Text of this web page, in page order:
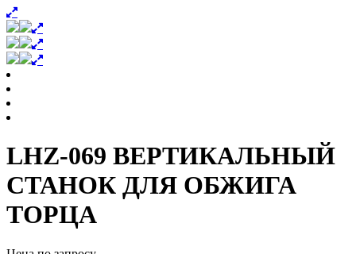
LHZ-069 ВЕРТИКАЛЬНЫЙ
СТАНОК ДЛЯ ОБЖИГА
ТОРЦА